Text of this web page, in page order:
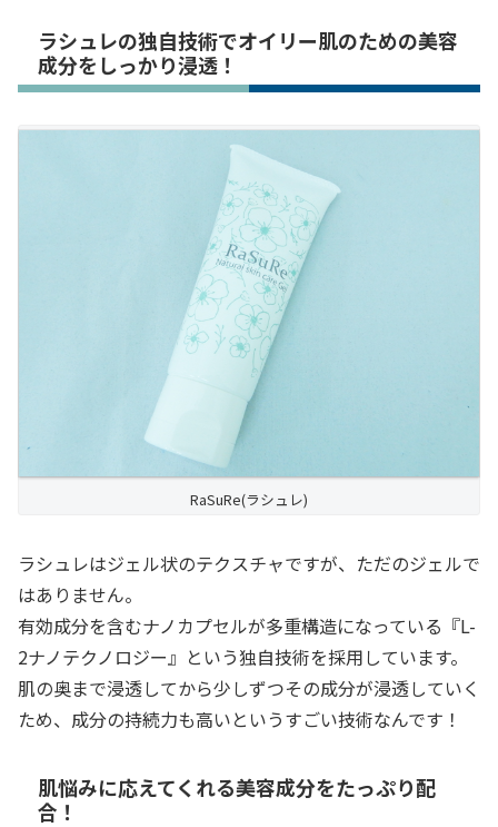
ラシュレの独自技術でオイリー肌のための美容
成分をしっかり浸透！
RaSuRe(ラシュレ)
ラシュレはジェル状のテクスチャですが、ただのジェルで
はありません。
有効成分を含むナノカプセルが多重構造になっている『L-
2ナノテクノロジー』という独自技術を採用しています。
肌の奥まで浸透してから少しずつその成分が浸透していく
ため、成分の持続力も高いというすごい技術なんです！
肌悩みに応えてくれる美容成分をたっぷり配
合！